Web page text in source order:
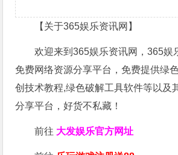
【关于365娱乐资讯网】
欢迎来到365娱乐资讯网，365娱
免费网络资源分享平台，免费提供绿
创技术教程,绿色破解工具软件等以及
分享平台，好货不私藏！
前往 大发娱乐官方网址